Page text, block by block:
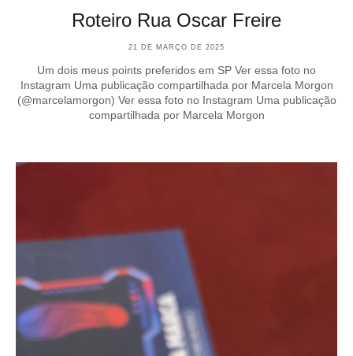
Roteiro Rua Oscar Freire
21 DE MARÇO DE 2025
Um dois meus points preferidos em SP Ver essa foto no
Instagram Uma publicação compartilhada por Marcela Morgon
(@marcelamorgon) Ver essa foto no Instagram Uma publicação
compartilhada por Marcela Morgon